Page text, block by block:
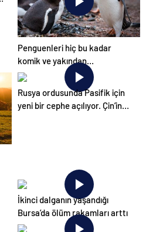
Penguenleri hiç bu kadar
komik ve yakından
görmemiştiniz
Rusya ordusunda Pasifik için
yeni bir cephe açılıyor. Çin’in
İkinci dalganın yaşandığı
Bursa’da ölüm rakamları arttı